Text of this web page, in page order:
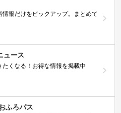
情報だけをピックアップ。まとめて
ュース
たくなる！お得な情報を掲載中
ふろパス